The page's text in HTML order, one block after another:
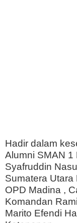
Hadir dalam
Alumni SMAN 1
Syafruddin
Sumatera Utara
OPD Madina ,
Komandan
Marito Efendi